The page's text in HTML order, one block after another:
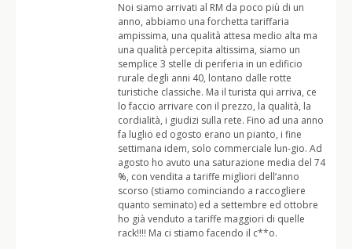
Noi siamo arrivati al RM da poco più di un
anno, abbiamo una forchetta tariffaria
ampissima, una qualità attesa medio alta ma
una qualità percepita altissima, siamo un
semplice 3 stelle di periferia in un edificio
rurale degli anni 40, lontano dalle rotte
turistiche classiche. Ma il turista qui arriva, ce
lo faccio arrivare con il prezzo, la qualità, la
cordialità, i giudizi sulla rete. Fino ad una anno
fa luglio ed ogosto erano un pianto, i fine
settimana idem, solo commerciale lun-gio. Ad
agosto ho avuto una saturazione media del 74
%, con vendita a tariffe migliori dell’anno
scorso (stiamo cominciando a raccogliere
quanto seminato) ed a settembre ed ottobre
ho già venduto a tariffe maggiori di quelle
rack!!!! Ma ci stiamo facendo il c**o.